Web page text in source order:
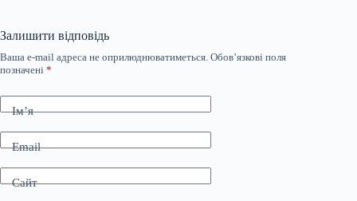
Залишити відповідь
Ваша e-mail адреса не оприлюднюватиметься. Обов’язкові поля
позначені *
Ім’я
Email
Сайт